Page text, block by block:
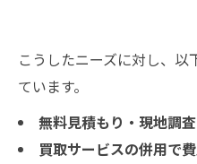
こうしたニーズに対し、
ています。
無料見積もり・現地調
買取サービスの併用で